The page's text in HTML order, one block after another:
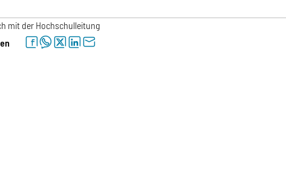
mit der Hochschulleitung
facebookwhatsapptwitterlinkedinletter